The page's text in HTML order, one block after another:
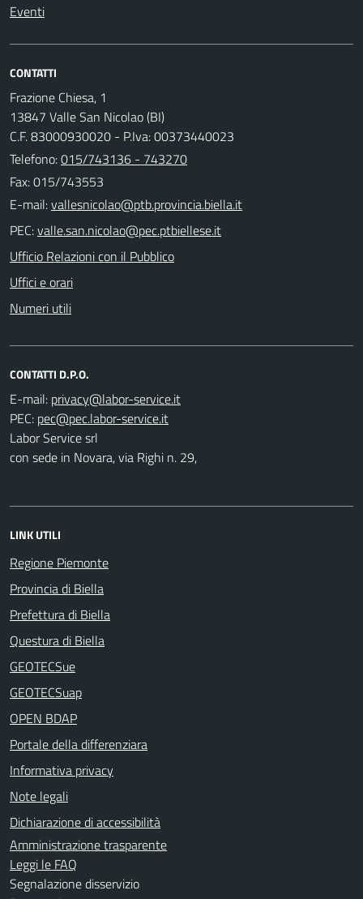
Eventi
CONTATTI
Frazione Chiesa, 1
13847 Valle San Nicolao (BI)
C.F. 83000930020 - P.Iva: 00373440023
Telefono:015/743136 - 743270
Fax: 015/743553
E-mail:
PEC:
Ufficio Relazioni con il Pubblico
Uffici e orari
Numeri utili
CONTATTI D.P.O.
E-mail:
PEC:
Labor Service srl
con sede in Novara, via Righi n. 29,
LINK UTILI
Regione Piemonte
Provincia di Biella
Prefettura di Biella
Questura di Biella
GEOTECSue
GEOTECSuap
OPEN BDAP
Portale della differenziara
Informativa privacy
Note legali
Dichiarazione di accessibilità
Amministrazione trasparente
Leggi le FAQ
Segnalazione disservizio